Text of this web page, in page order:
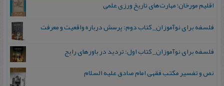
اقلیم مورخان؛ مهارت‌های تاریخ ورزی علمی
فلسفه برای نوآموزان_ کتاب دوم: پرسش درباره واقعیت و معرفت
فلسفه برای نوآموزان_ کتاب اول: تردید در باورهای رایج
نص و تفسیر مکتب فقهی امام صادق علیه السلام